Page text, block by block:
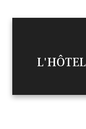
L'HÔTEL